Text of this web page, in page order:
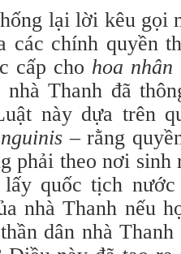
lại lời kêu gọi
các chính quyền
cấp cho hoa nhân
Thanh đã
này dựa trên
– rằng
phải theo nơi sinh
lấy quốc tịch
nhà Thanh nếu
dân nhà